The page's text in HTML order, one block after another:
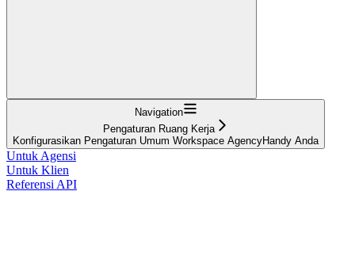
Navigation
Pengaturan Ruang Kerja
Konfigurasikan Pengaturan Umum Workspace AgencyHandy Anda
Untuk Agensi
Untuk Klien
Referensi API